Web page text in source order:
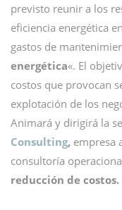
previsto reunir a los
eficiencia energética
gastos de
energética«. El
costos que provocan
explotación de los
Animará y dirigirá la
Consulting, empresa
consultoría
reducción de costos.